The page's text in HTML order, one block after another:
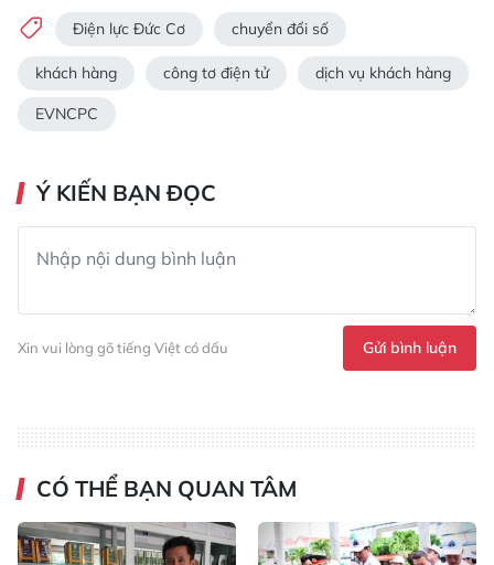
Điện lực Đức Cơ chuyển đổi số
khách hàng công tơ điện tử dịch vụ khách hàng
EVNCPC
Ý KIẾN BẠN ĐỌC
Xin vui lòng gõ tiếng Việt có dấu Gửi bình luận
CÓ THỂ BẠN QUAN TÂM